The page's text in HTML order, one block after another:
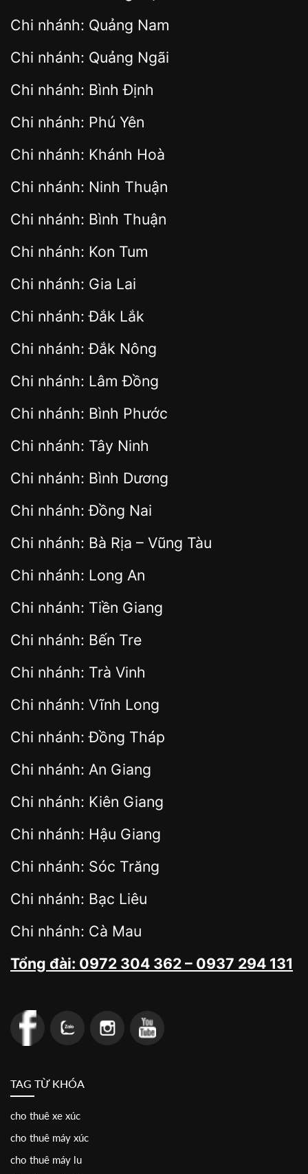
Chi nhánh: Quảng Nam
Chi nhánh: Quảng Ngãi
Chi nhánh: Bình Định
Chi nhánh: Phú Yên
Chi nhánh: Khánh Hoà
Chi nhánh: Ninh Thuận
Chi nhánh: Bình Thuận
Chi nhánh: Kon Tum
Chi nhánh: Gia Lai
Chi nhánh: Đắk Lắk
Chi nhánh: Đắk Nông
Chi nhánh: Lâm Đồng
Chi nhánh: Bình Phước
Chi nhánh: Tây Ninh
Chi nhánh: Bình Dương
Chi nhánh: Đồng Nai
Chi nhánh: Bà Rịa – Vũng Tàu
Chi nhánh: Long An
Chi nhánh: Tiền Giang
Chi nhánh: Bến Tre
Chi nhánh: Trà Vinh
Chi nhánh: Vĩnh Long
Chi nhánh: Đồng Tháp
Chi nhánh: An Giang
Chi nhánh: Kiên Giang
Chi nhánh: Hậu Giang
Chi nhánh: Sóc Trăng
Chi nhánh: Bạc Liêu
Chi nhánh: Cà Mau
Tổng đài: 0972 304 362 – 0937 294 131
TAG TỪ KHÓA
cho thuê xe xúc
cho thuê máy xúc
cho thuê máy lu